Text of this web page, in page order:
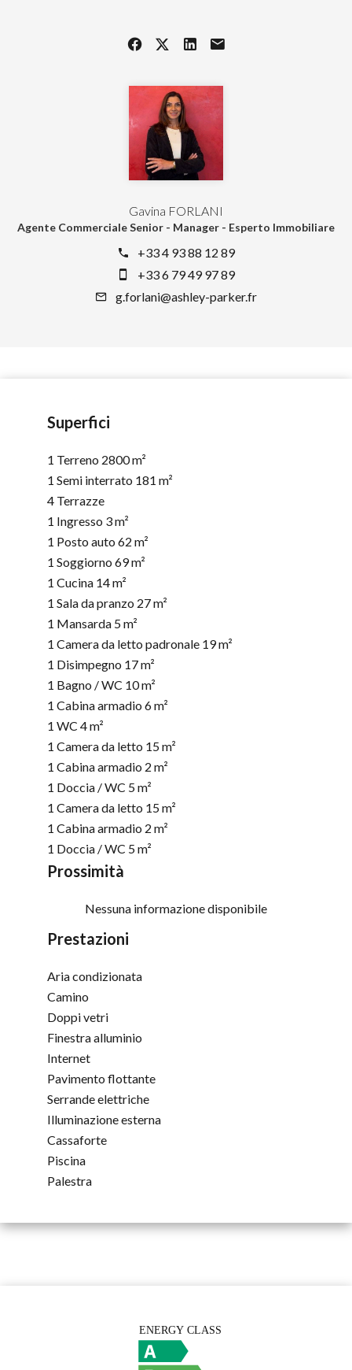
Gavina FORLANI
Agente Commerciale Senior - Manager - Esperto Immobiliare
+33 4 93 88 12 89
+33 6 79 49 97 89
g.forlani@ashley-parker.fr
Superfici
1 Terreno 2800 m²
1 Semi interrato 181 m²
4 Terrazze
1 Ingresso 3 m²
1 Posto auto 62 m²
1 Soggiorno 69 m²
1 Cucina 14 m²
1 Sala da pranzo 27 m²
1 Mansarda 5 m²
1 Camera da letto padronale 19 m²
1 Disimpegno 17 m²
1 Bagno / WC 10 m²
1 Cabina armadio 6 m²
1 WC 4 m²
1 Camera da letto 15 m²
1 Cabina armadio 2 m²
1 Doccia / WC 5 m²
1 Camera da letto 15 m²
1 Cabina armadio 2 m²
1 Doccia / WC 5 m²
Prossimità
Nessuna informazione disponibile
Prestazioni
Aria condizionata
Camino
Doppi vetri
Finestra alluminio
Internet
Pavimento flottante
Serrande elettriche
Illuminazione esterna
Cassaforte
Piscina
Palestra